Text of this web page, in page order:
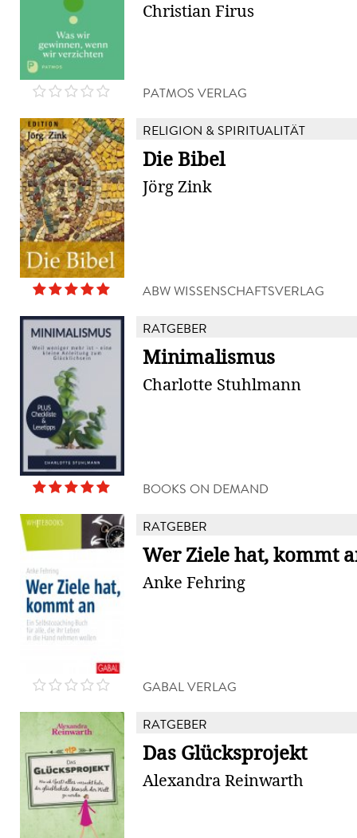
Christian Firus
PATMOS VERLAG
RELIGION & SPIRITUALITÄT
Die Bibel
Jörg Zink
ABW WISSENSCHAFTSVERLAG
RATGEBER
Minimalismus
Charlotte Stuhlmann
BOOKS ON DEMAND
RATGEBER
Wer Ziele hat, kommt
Anke Fehring
GABAL VERLAG
RATGEBER
Das Glücksprojekt
Alexandra Reinwarth